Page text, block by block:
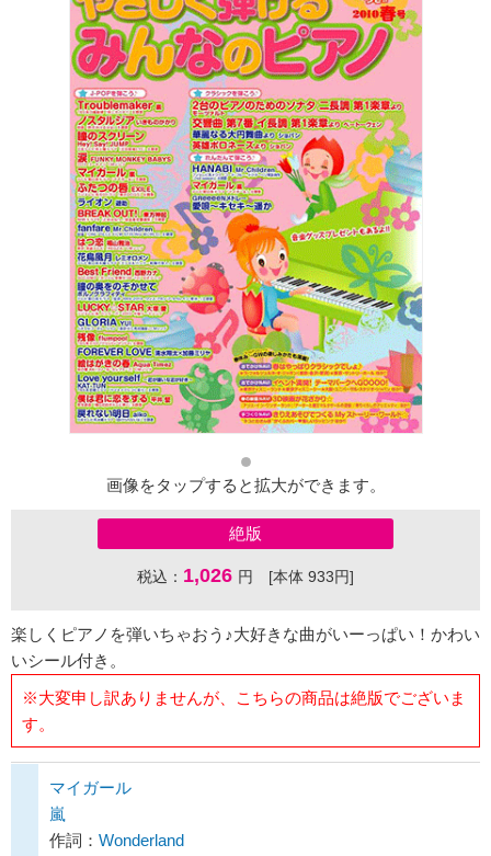
画像をタップすると拡大ができます。
絶版
税込： 1,026 円 [本体 933円]
楽しくピアノを弾いちゃおう♪大好きな曲がいーっぱい！かわい
いシール付き。
※大変申し訳ありませんが、こちらの商品は絶版でございま
す。
マイガール
嵐
作詞： Wonderland